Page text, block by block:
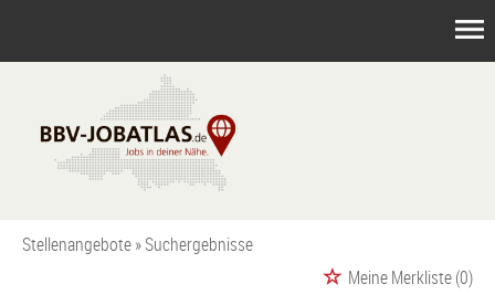
Stellenangebote Suchergebnisse
Meine Merkliste(0)